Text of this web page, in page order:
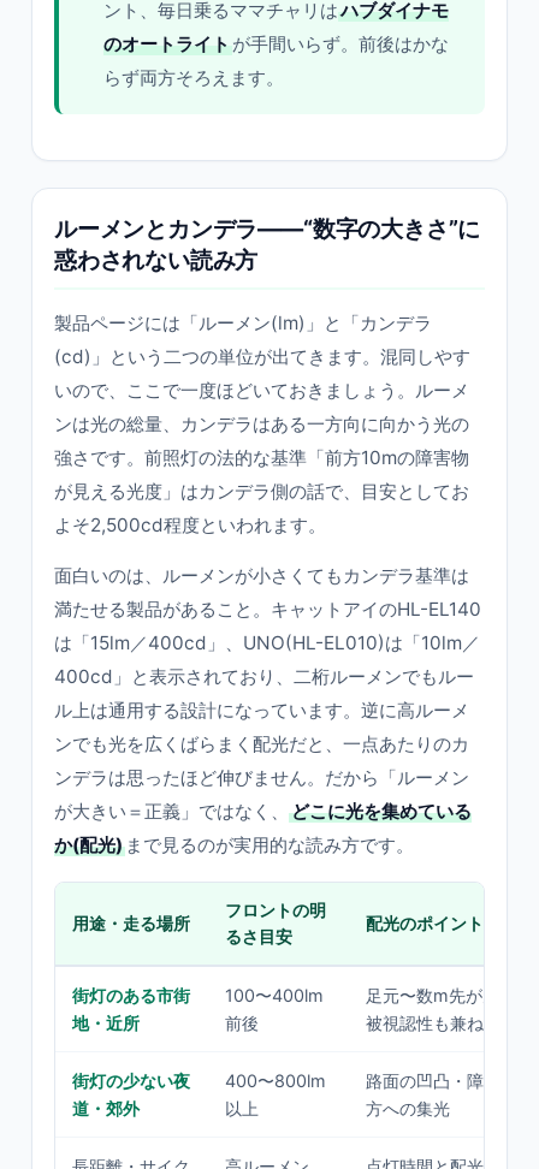
ント、毎日乗るママチャリはハブダイナモ
のオートライトが手間いらず。前後はかな
らず両方そろえます。
ルーメンとカンデラ——“数字の大きさ”に
惑わされない読み方
製品ページには「ルーメン(lm)」と「カンデラ
(cd)」という二つの単位が出てきます。混同しやす
いので、ここで一度ほどいておきましょう。ルーメ
ンは光の総量、カンデラはある一方向に向かう光の
強さです。前照灯の法的な基準「前方10mの障害物
が見える光度」はカンデラ側の話で、目安としてお
よそ2,500cd程度といわれます。
面白いのは、ルーメンが小さくてもカンデラ基準は
満たせる製品があること。キャットアイのHL-EL140
は「15lm／400cd」、UNO(HL-EL010)は「10lm／
400cd」と表示されており、二桁ルーメンでもルー
ル上は通用する設計になっています。逆に高ルーメ
ンでも光を広くばらまく配光だと、一点あたりのカ
ンデラは思ったほど伸びません。だから「ルーメン
が大きい＝正義」ではなく、
どこに光を集めている
か(配光) まで見るのが実用的な読み方です。
用途・走る場所
フロントの明
るさ目安
配光のポイント
街灯のある市街
地・近所
100〜400lm
前後
足元〜数m先が見えれ
被視認性も兼ねる
街灯の少ない夜
道・郊外
400〜800lm
以上
路面の凹凸・障害物
方への集光